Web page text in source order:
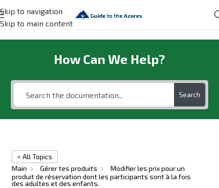
Skip to navigation
Skip to main content
How Can We Help?
Search
< All Topics
Main
Gérer tes produits
Modifier les prix pour un
produit de réservation dont les participants sont à la fois
des adultes et des enfants.